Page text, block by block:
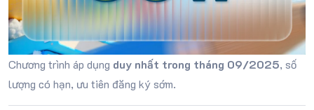
Chương trình áp dụng duy nhất trong tháng 09/2025, số
lượng có hạn, ưu tiên đăng ký sớm.